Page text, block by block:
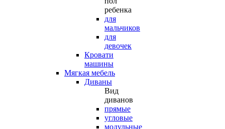
ребенка
для
мальчиков
для
девочек
Кровати
машины
Мягкая мебель
Диваны
Вид
диванов
прямые
угловые
модульные